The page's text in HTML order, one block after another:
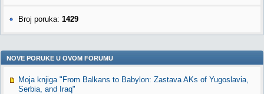
Broj poruka: 1429
NOVE PORUKE U OVOM FORUMU
Moja knjiga "From Balkans to Babylon: Zastava AKs of Yugoslavia,
Serbia, and Iraq"